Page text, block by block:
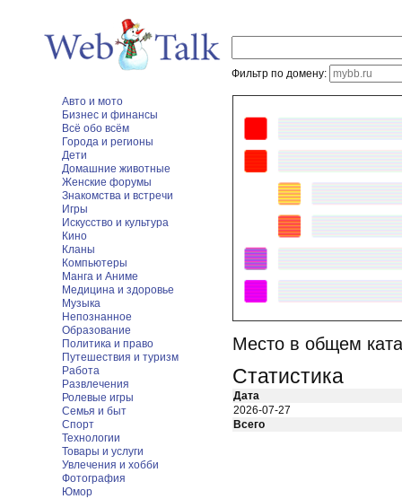
Фильтр по домену:
Авто и мото
Бизнес и финансы
Всё обо всём
Города и регионы
Дети
Домашние животные
Женские форумы
Знакомства и встречи
Игры
Искусство и культура
Кино
Кланы
Компьютеры
Манга и Аниме
Медицина и здоровье
Музыка
Непознанное
Образование
Политика и право
Путешествия и туризм
Работа
Развлечения
Ролевые игры
Семья и быт
Спорт
Технологии
Товары и услуги
Увлечения и хобби
Фотография
Юмор
Место в общем
Статистика
Дата
2026-07-27
Всего